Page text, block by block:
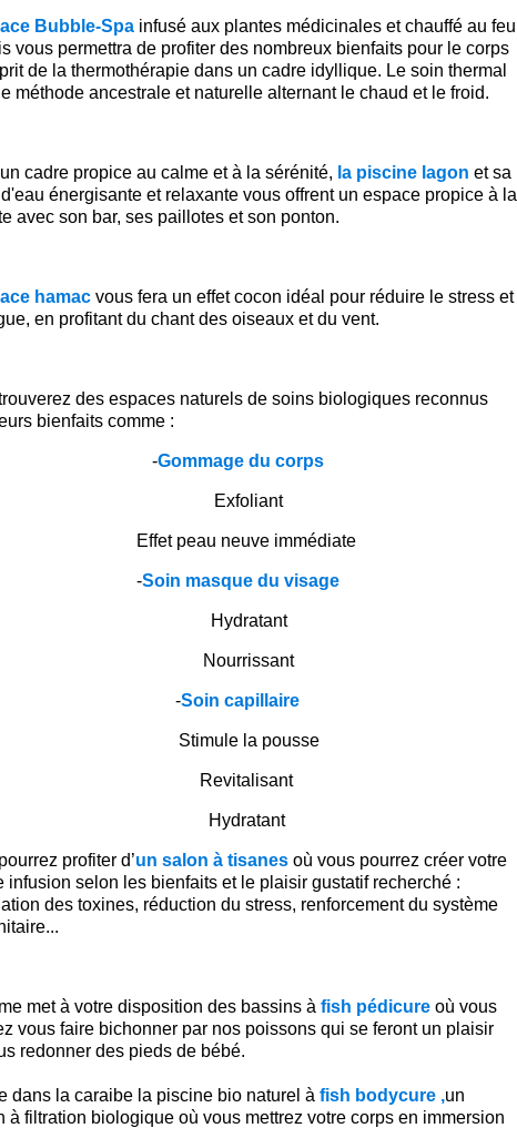
Bubble-Spa infusé aux plantes médicinales et chauffé au feu
vous permettra de profiter des nombreux bienfaits pour le corps
de la thermothérapie dans un cadre idyllique. Le soin thermal
méthode ancestrale et naturelle alternant le chaud et le froid.
cadre propice au calme et à la sérénité, la piscine lagon et sa
énergisante et relaxante vous offrent un espace propice à la
avec son bar, ses paillotes et son ponton.
hamac vous fera un effet cocon idéal pour réduire le stress et
en profitant du chant des oiseaux et du vent.
des espaces naturels de soins biologiques reconnus
bienfaits comme :
-Gommage du corps
Exfoliant
Effet peau neuve immédiate
-Soin masque du visage
Hydratant
Nourrissant
-Soin capillaire
Stimule la pousse
Revitalisant
Hydratant
profiter d’un salon à tisanes où vous pourrez créer votre
infusion selon les bienfaits et le plaisir gustatif recherché :
des toxines, réduction du stress, renforcement du système
met à votre disposition des bassins à fish pédicure où vous
vous faire bichonner par nos poissons qui se feront un plaisir
redonner des pieds de bébé.
dans la caraibe la piscine bio naturel à fish bodycure ,un
à filtration biologique où vous mettrez votre corps en immersion